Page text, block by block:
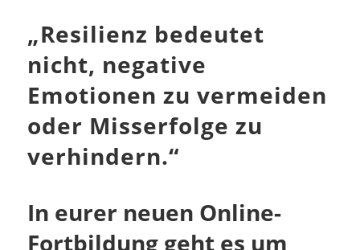
„Resilienz bedeutet
nicht, negative
Emotionen zu vermeiden
oder Misserfolge zu
verhindern.“
In eurer neuen Online-
Fortbildung geht es um